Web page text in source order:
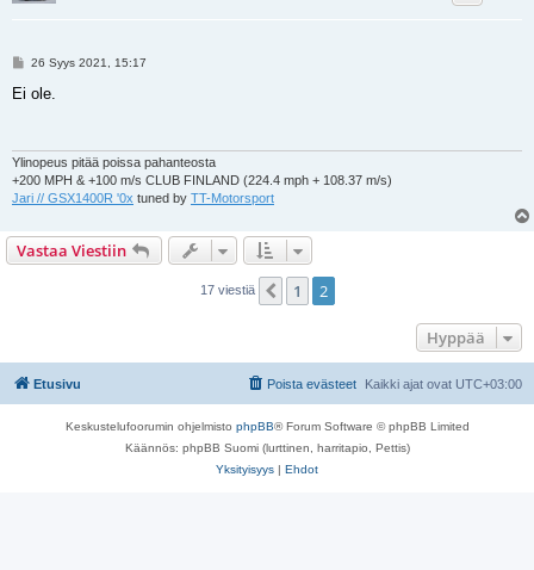
V
e
26 Syys 2021, 15:17
Ei ole.
Ylinopeus pitää poissa pahanteosta
+200 MPH & +100 m/s CLUB FINLAND (224.4 mph + 108.37 m/s)
Jari // GSX1400R '0x tuned by TT-Motorsport
Vastaa Viestiin
17 viestiä Edellinen
1 2
Hyppää
Etusivu Kaikki ajat ovat UTC+03:00
Poista evästeet
Keskustelufoorumin ohjelmisto phpBB® Forum Software © phpBB Limited
Käännös: phpBB Suomi (lurttinen, harritapio, Pettis)
Yksityisyys | Ehdot